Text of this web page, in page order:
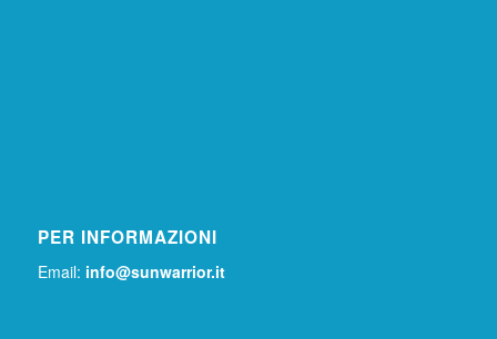
PER INFORMAZIONI
Email: info@sunwarrior.it